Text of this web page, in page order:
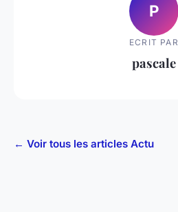
P
ECRIT PAR
pascale
← Voir tous les articles Actu